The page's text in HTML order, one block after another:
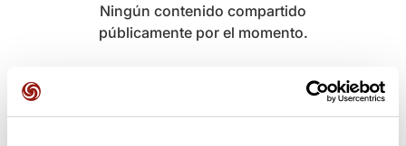
Ningún contenido compartido
públicamente por el momento.